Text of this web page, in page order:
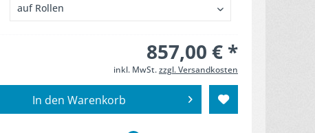
857,00 € *
inkl. MwSt.zzgl. Versandkosten
In den Warenkorb